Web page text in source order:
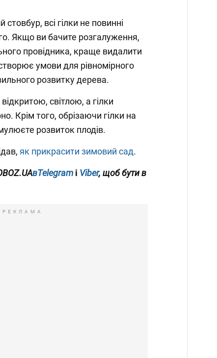
всі гілки не повинні
Якщо ви бачите розгалуження,
провідника, краще видалити
створює умови для рівномірного
розвитку дерева.
світлою, а гілки
Крім того, обрізаючи гілки на
розвиток плодів.
як прикрасити зимовий сад.
вTelegram і Viber, щоб бути в
РЕКЛАМА